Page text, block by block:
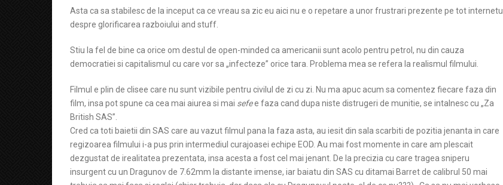
Asta ca sa stabilesc de la inceput ca ce vreau sa zic eu aici nu e o repetare a unor frustrari prezente pe tot internetul
despre glorificarea razboiului and stuff.
Stiu la fel de bine ca orice om destul de open-minded ca americanii sunt acolo pentru petrol, nu din cauza
democratiei si capitalismul cu care vor sa „infecteze” orice tara. Problema mea se refera la realismul filmului.
Filmul e plin de clisee care nu sunt vizibile pentru civilul de zi cu zi. Nu ma apuc acum sa comentez fiecare faza din
film, insa pot spune ca cea mai aiurea si mai sefee faza cand dupa niste distrugeri de munitie, se intalnesc cu „Za
British SAS”.
Cred ca toti baietii din SAS care au vazut filmul pana la faza asta, au iesit din sala scarbiti de pozitia jenanta in care
regizoarea filmului i-a pus prin intermediul curajoasei echipe EOD. Au mai fost momente in care am plescait
dezgustat de irealitatea prezentata, insa acesta a fost cel mai jenant. De la precizia cu care tragea sniperu
insurgent cu un Dragunov de 7.62mm la distante imense, iar baiatu din SAS cu ditamai Barret de calibrul 50 mai